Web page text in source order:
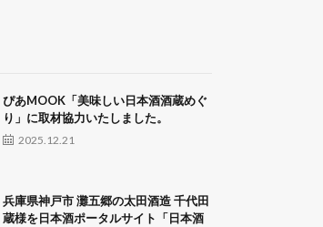
ぴあMOOK「美味しい日本酒酒蔵めぐ
り」に取材協力いたしました。
2025.12.21
兵庫県神戸市 灘五郷の太田酒造 千代田
蔵様を日本酒ポータルサイト「日本酒